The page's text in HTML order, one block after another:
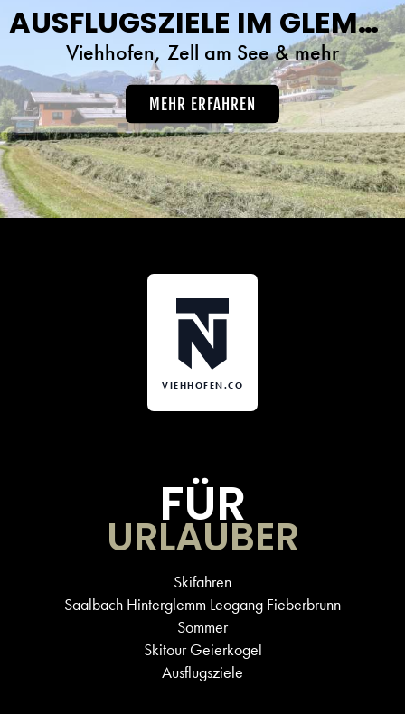
AUSFLUGSZIELE IM GLEMMTAL
Viehhofen, Zell am See & mehr
MEHR ERFAHREN
VIEHHOFEN.CO
FÜR
URLAUBER
Skifahren
Saalbach Hinterglemm Leogang Fieberbrunn
Sommer
Skitour Geierkogel
Ausflugsziele